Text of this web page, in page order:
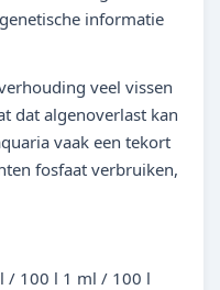
informatie
veel vissen
dat algenoverlast kan
vaak een tekort
fosfaat verbruiken,
/ 100 l 1 ml / 100 l